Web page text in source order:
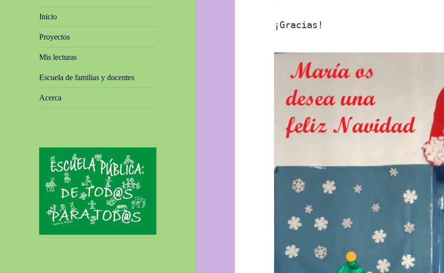
Inicio
Proyectos
Mis lecturas
Escuela de familias y docentes
Acerca
¡Gracias!